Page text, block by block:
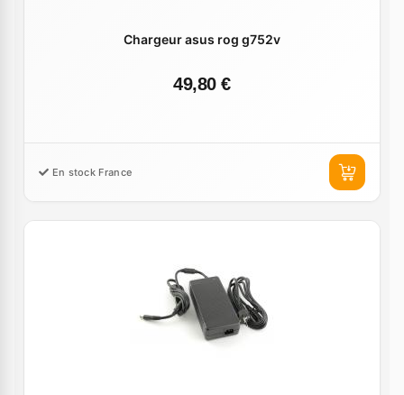
Chargeur asus rog g752v
49,80 €
En stock France